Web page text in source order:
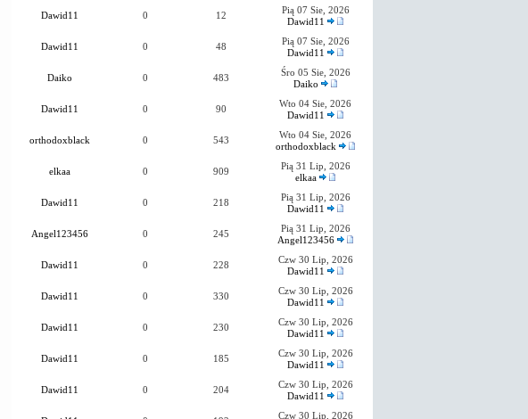
Dawid11 0 12
Pią 07 Sie, 2026
Dawid11
Dawid11 0 48
Pią 07 Sie, 2026
Dawid11
Daiko 0 483
Śro 05 Sie, 2026
Daiko
Dawid11 0 90
Wto 04 Sie, 2026
Dawid11
orthodoxblack 0 543
Wto 04 Sie, 2026
orthodoxblack
elkaa 0 909
Pią 31 Lip, 2026
elkaa
Dawid11 0 218
Pią 31 Lip, 2026
Dawid11
Angel123456 0 245
Pią 31 Lip, 2026
Angel123456
Dawid11 0 228
Czw 30 Lip, 2026
Dawid11
Dawid11 0 330
Czw 30 Lip, 2026
Dawid11
Dawid11 0 230
Czw 30 Lip, 2026
Dawid11
Dawid11 0 185
Czw 30 Lip, 2026
Dawid11
Dawid11 0 204
Czw 30 Lip, 2026
Dawid11
Czw 30 Lip, 2026